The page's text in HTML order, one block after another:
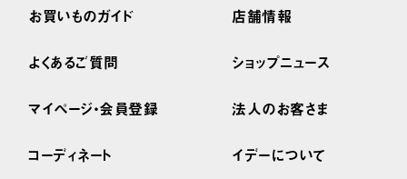
お買いものガイド
よくあるご質問
マイページ・会員登録
コーディネート
店舗情報
ショップニュース
法人のお客さま
イデーについて